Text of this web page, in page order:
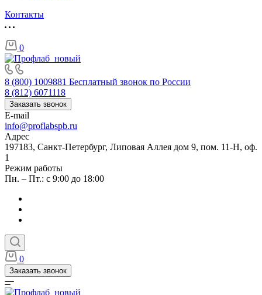
Контакты
0
8 (800) 1009881 Бесплатный звонок по России
8 (812) 6071118
Заказать звонок
E-mail
info@proflabspb.ru
Адрес
197183, Санкт-Петербург, Липовая Аллея дом 9, пом. 11-Н, оф.
1
Режим работы
Пн. – Пт.: с 9:00 до 18:00
0
Заказать звонок